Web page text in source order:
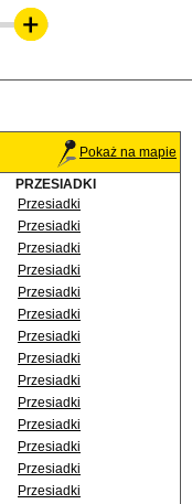
Pokaż na mapie
PRZESIADKI
Przesiadki
Przesiadki
Przesiadki
Przesiadki
Przesiadki
Przesiadki
Przesiadki
Przesiadki
Przesiadki
Przesiadki
Przesiadki
Przesiadki
Przesiadki
Przesiadki